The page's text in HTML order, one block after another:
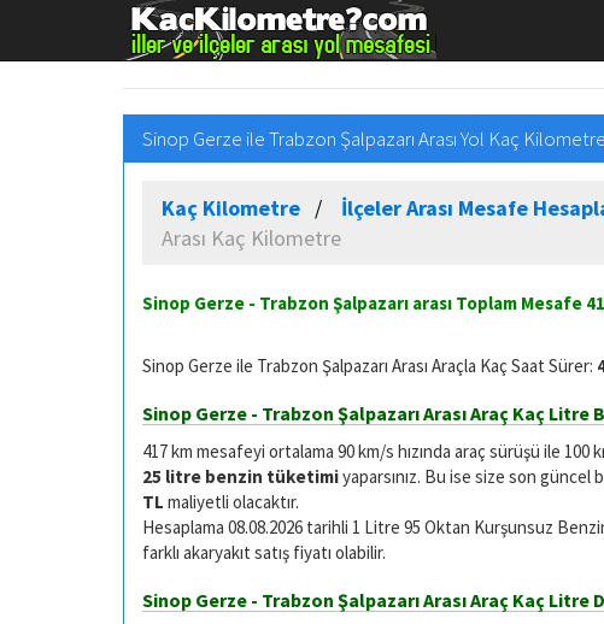
Sinop Gerze ile Trabzon Şalpazarı Arası Yol Kaç
Kaç Kilometre İlçeler Arası Mesafe
Arası Kaç Kilometre
Sinop Gerze - Trabzon Şalpazarı arası Toplam Mesafe
Sinop Gerze ile Trabzon Şalpazarı Arası Araçla Kaç Saat Sürer:
Sinop Gerze - Trabzon Şalpazarı Arası Araç Kaç Litre
417 km mesafeyi ortalama 90 km/s hızında araç sürüşü ile 100
25 litre benzin tüketimiyaparsınız. Bu ise size son güncel
TL maliyetli olacaktır.
Hesaplama 08.08.2026 tarihli 1 Litre 95 Oktan Kurşunsuz
farklı akaryakıt satış fiyatı olabilir.
Sinop Gerze - Trabzon Şalpazarı Arası Araç Kaç Litre